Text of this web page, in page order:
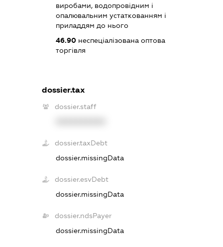
виробами, водопровідним і
опалювальним устаткованням і
приладдям до нього
46.90неспеціалізована оптова
торгівля
dossier.tax
dossier.staff
dossier.taxDebt
dossier.missingData
dossier.esvDebt
dossier.missingData
dossier.ndsPayer
dossier.missingData